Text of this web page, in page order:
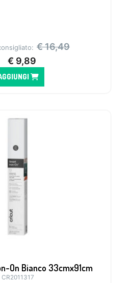
€16,49
€ 9,89
On Bianco 33cmx91cm
CR2011317